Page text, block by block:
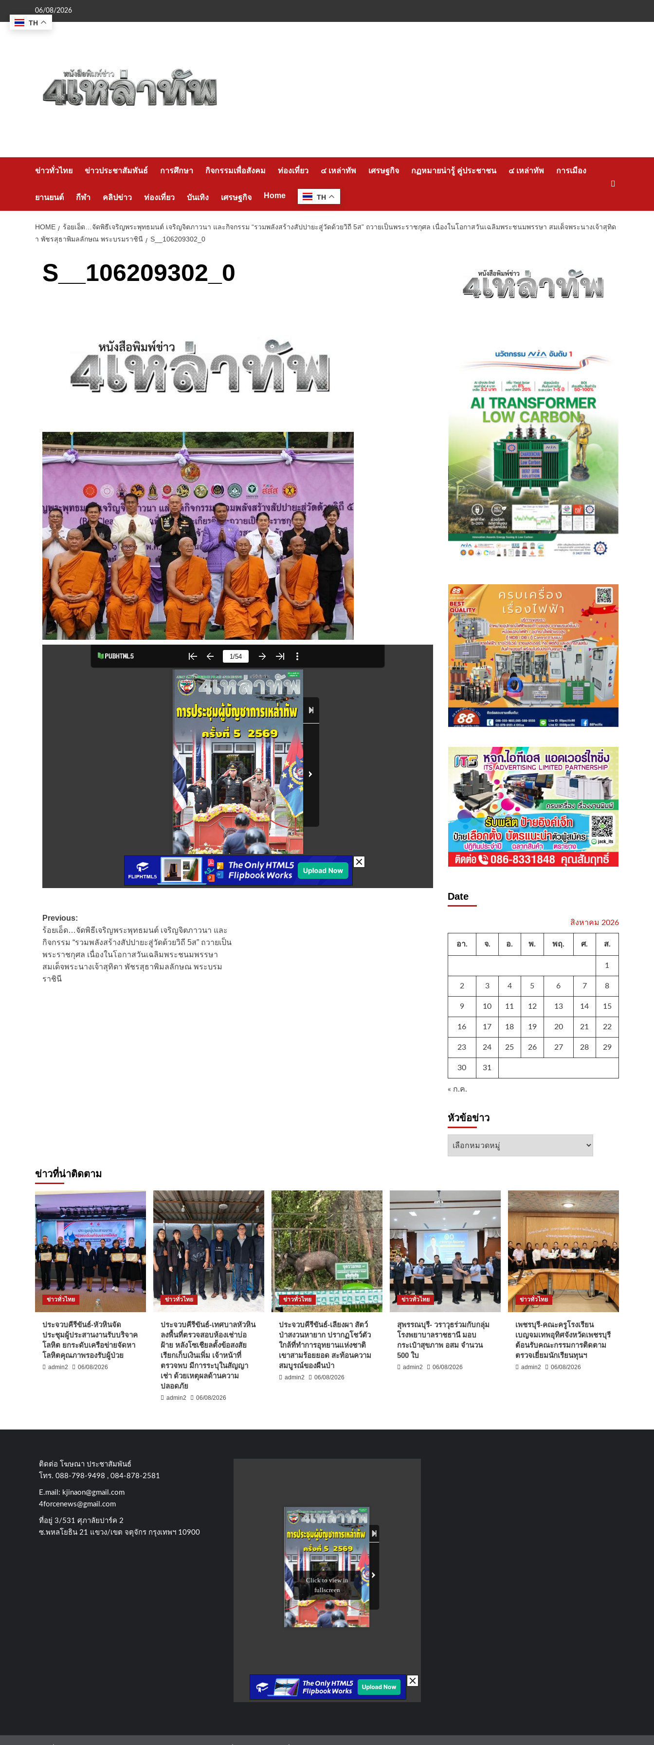
content
06/08/2026
ข่าวทั่วไทย ข่าวประชาสัมพันธ์ การศึกษา กิจกรรมเพื่อสังคม ท่องเที่ยว ๔ เหล่าทัพ เศรษฐกิจ กฏหมายน่ารู้ คู่ประชาชน ๔ เหล่าทัพ การเมือง
ยานยนต์ กีฬา คลิปข่าว ท่องเที่ยว บันเทิง เศรษฐกิจ Home TH
HOME
ร้อยเอ็ด…จัดพิธีเจริญพระพุทธมนต์ เจริญจิตภาวนา และกิจกรรม “รวมพลังสร้างสัปปายะสู่วัดด้วยวิถี 5ส” ถวายเป็นพระราชกุศล เนื่องในโอกาสวันเฉลิมพระชนมพรรษา สมเด็จพระนางเจ้าสุทิด
า พัชรสุธาพิมลลักษณ พระบรมราชินี
S__106209302_0
S__106209302_0
Post
navigation
Previous:
ร้อยเอ็ด…จัดพิธีเจริญพระพุทธมนต์ เจริญจิตภาวนา และ
กิจกรรม “รวมพลังสร้างสัปปายะสู่วัดด้วยวิถี 5ส” ถวายเป็น
พระราชกุศล เนื่องในโอกาสวันเฉลิมพระชนมพรรษา
สมเด็จพระนางเจ้าสุทิดา พัชรสุธาพิมลลักษณ พระบรม
ราชินี
Date
สิงหาคม 2026
อา. จ. อ. พ. พฤ. ศ. ส.
1
2 3 4 5 6 7 8
9 10 11 12 13 14 15
16 17 18 19 20 21 22
23 24 25 26 27 28 29
30 31
« ก.ค.
หัวข้อข่าว
หัวข้อ
ข่าวที่น่าติดตาม
ข่าวทั่วไทย
ประจวบคีรีขันธ์-หัวหินจัด
ประชุมผู้ประสานงานรับบริจาค
โลหิต ยกระดับเครือข่ายจัดหา
โลหิตคุณภาพรองรับผู้ป่วย
admin2 06/08/2026
ข่าวทั่วไทย
ประจวบคีรีขันธ์-เทศบาลหัวหิน
ลงพื้นที่ตรวจสอบห้องเช่าบ่อ
ฝ้าย หลังโซเชียลตั้งข้อสงสัย
เรียกเก็บเงินเพิ่ม เจ้าหน้าที่
ตรวจพบ มีการระบุในสัญญา
เช่า ด้วยเหตุผลด้านความ
ปลอดภัย
admin2 06/08/2026
ข่าวทั่วไทย
ประจวบคีรีขันธ์-เลียงผา สัตว์
ป่าสงวนหายาก ปรากฏโชว์ตัว
ใกล้ที่ทำการอุทยานแห่งชาติ
เขาสามร้อยยอด สะท้อนความ
สมบูรณ์ของผืนป่า
admin2 06/08/2026
ข่าวทั่วไทย
สุพรรณบุรี- วราวุธร่วมกับกลุ่ม
โรงพยาบาลราชธานี มอบ
กระเป๋าสุขภาพ อสม จำนวน
500 ใบ
admin2 06/08/2026
ข่าวทั่วไทย
เพชรบุรี-คณะครูโรงเรียน
เบญจมเทพอุทิศจังหวัดเพชรบุรี
ต้อนรับคณะกรรมการติดตาม
ตรวจเยี่ยมนักเรียนทุนฯ
admin2 06/08/2026
ติดต่อ​ โฆษณา​ ประชาสัมพันธ์
โทร​. 088-798-9498 , 084-878-2581
E.mail: kjinaon@gmail.com
4forcenews@gmail.com
ที่อยู่​ 3/531​ ศุภาลัยปาร์ค​ 2
ซ.พหลโยธิน​ 21​ แขวง/เขต​ จตุจักร​ กรุงเทพฯ 10900
TH